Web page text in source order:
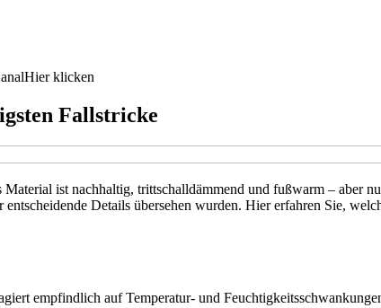
Hier klicken
Fallstricke
ist nachhaltig, trittschalldämmend und fußwarm – aber
Details übersehen wurden. Hier erfahren Sie,
empfindlich auf Temperatur- und